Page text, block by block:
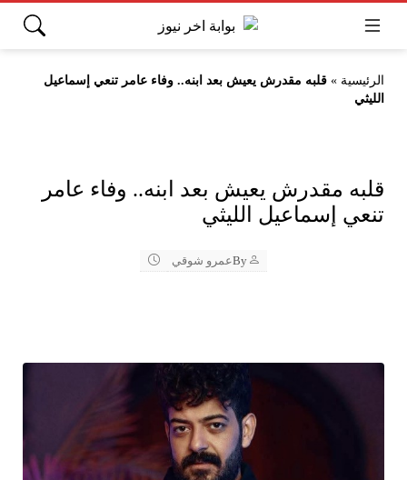
الرئيسية » قلبه مقدرش يعيش بعد ابنه.. وفاء عامر تنعي إسماعيل
الليثي
قلبه مقدرش يعيش بعد ابنه.. وفاء عامر
تنعي إسماعيل الليثي
Byعمرو شوقي